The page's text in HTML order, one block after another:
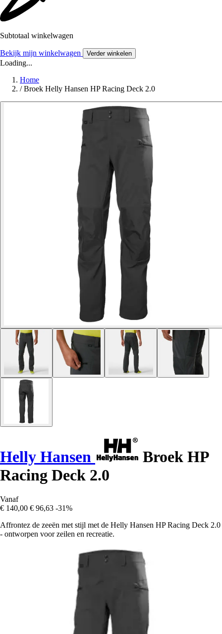
Subtotaal winkelwagen
Bekijk mijn winkelwagen Verder winkelen
Loading...
Home
/ Broek Helly Hansen HP Racing Deck 2.0
Helly Hansen
Broek HP
Racing Deck 2.0
Vanaf
€ 140,00 € 96,63 -31%
Affrontez de zeeën met stijl met de Helly Hansen HP Racing Deck 2.0
- ontworpen voor zeilen en recreatie.